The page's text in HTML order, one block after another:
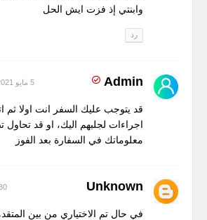
وابنتي إذ فزت ايش الحل
رد
Admin 5 مايو 2021 في 5:54 ص
قد يتوجب عليك السفر انت اولا ثم
اجراءات لجلبهم اليك، او قد تحاول
معلوماتك في السفارة بعد الفوز
Unknown 30 أبريل 2021 في
في حال تم الاختياري من بين